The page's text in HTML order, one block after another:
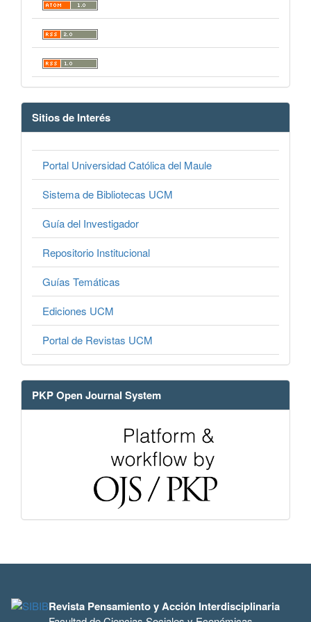
Sitios de Interés
Portal Universidad Católica del Maule
Sistema de Bibliotecas UCM
Guía del Investigador
Repositorio Institucional
Guías Temáticas
Ediciones UCM
Portal de Revistas UCM
PKP Open Journal System
Revista Pensamiento y Acción Interdisciplinaria